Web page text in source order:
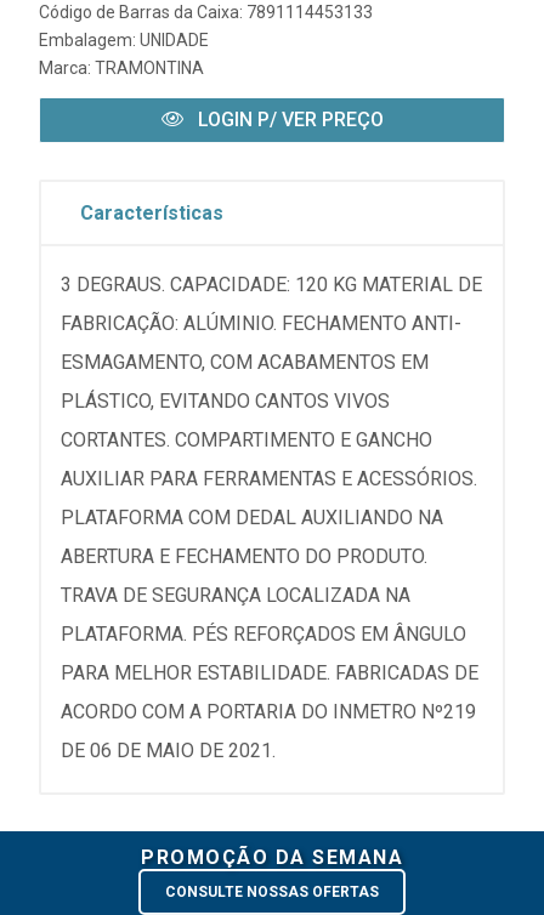
Código de Barras da Caixa: 7891114453133
Embalagem: UNIDADE
Marca: TRAMONTINA
LOGIN P/ VER PREÇO
Características
3 DEGRAUS. CAPACIDADE: 120 KG MATERIAL DE
FABRICAÇÃO: ALÚMINIO. FECHAMENTO ANTI-
ESMAGAMENTO, COM ACABAMENTOS EM
PLÁSTICO, EVITANDO CANTOS VIVOS
CORTANTES. COMPARTIMENTO E GANCHO
AUXILIAR PARA FERRAMENTAS E ACESSÓRIOS.
PLATAFORMA COM DEDAL AUXILIANDO NA
ABERTURA E FECHAMENTO DO PRODUTO.
TRAVA DE SEGURANÇA LOCALIZADA NA
PLATAFORMA. PÉS REFORÇADOS EM ÂNGULO
PARA MELHOR ESTABILIDADE. FABRICADAS DE
ACORDO COM A PORTARIA DO INMETRO Nº219
DE 06 DE MAIO DE 2021.
PROMOÇÃO DA SEMANA
CONSULTE NOSSAS OFERTAS